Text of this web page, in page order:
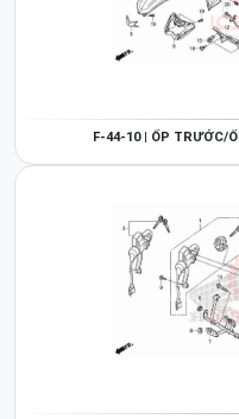
F-44-10 | ỐP TRƯỚC/